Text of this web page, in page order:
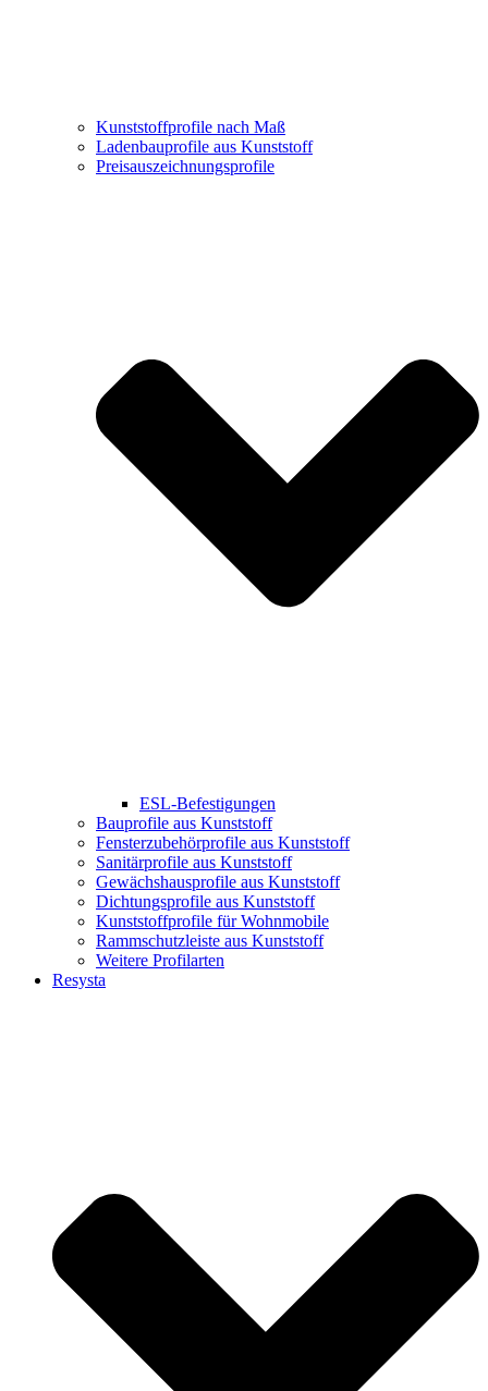
Kunststoffprofile nach Maß
Ladenbauprofile aus Kunststoff
Preisauszeichnungsprofile
ESL-Befestigungen
Bauprofile aus Kunststoff
Fensterzubehörprofile aus Kunststoff
Sanitärprofile aus Kunststoff
Gewächshausprofile aus Kunststoff
Dichtungsprofile aus Kunststoff
Kunststoffprofile für Wohnmobile
Rammschutzleiste aus Kunststoff
Weitere Profilarten
Resysta